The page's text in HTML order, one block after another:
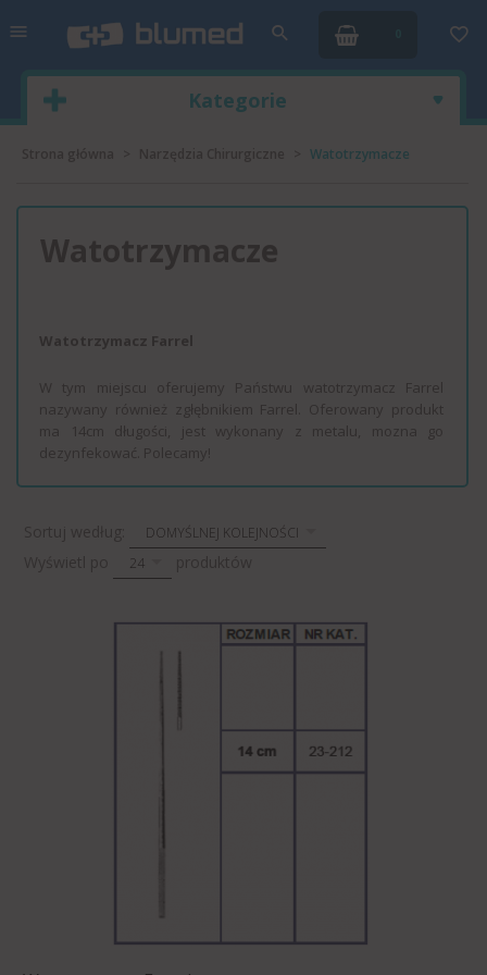
Kategorie
Watotrzymacze
Watotrzymacze
Watotrzymacz Farrel
W tym miejscu oferujemy Państwu watotrzymacz Farrel
nazywany również zgłębnikiem Farrel. Oferowany produkt
ma 14cm długości, jest wykonany z metalu, mozna go
dezynfekować. Polecamy!
sortDOMYŚLNEJ KOLEJNOŚCI
pop24